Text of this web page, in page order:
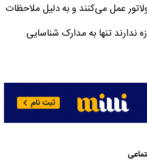
عمل می‌کنند و به دلیل ملاحظات
تنها به مدارک شناسایی